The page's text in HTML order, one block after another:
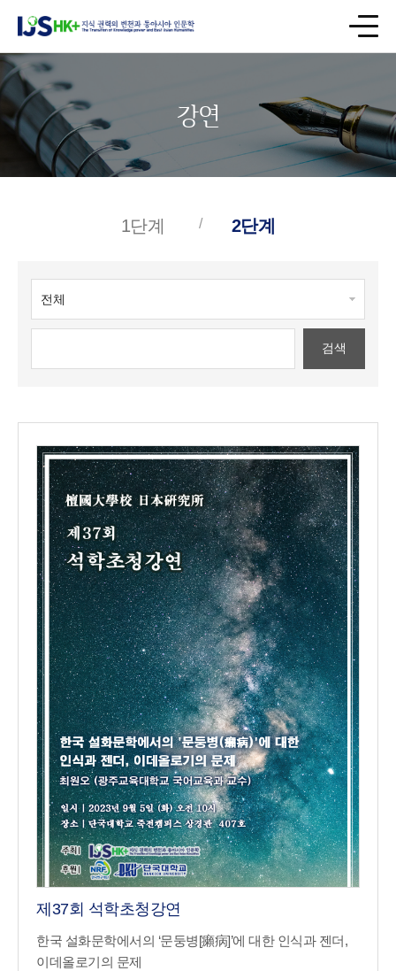
강연
1단계 2단계
제37회 석학초청강연
한국 설화문학에서의 ‘문둥병[癩病]’에 대한 인식과 젠더,
이데올로기의 문제